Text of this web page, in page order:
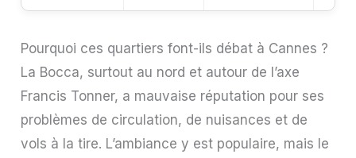
Pourquoi ces quartiers font-ils débat à Cannes ?
La Bocca, surtout au nord et autour de l’axe
Francis Tonner, a mauvaise réputation pour ses
problèmes de circulation, de nuisances et de
vols à la tire. L’ambiance y est populaire, mais le